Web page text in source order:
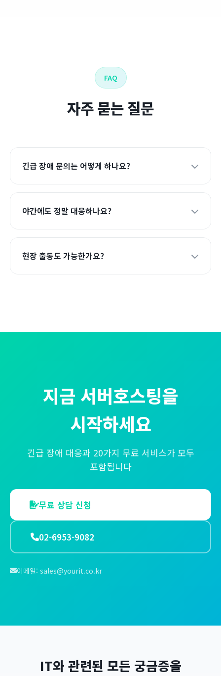
FAQ
자주 묻는 질문
긴급 장애 문의는 어떻게 하나요?
야간에도 정말 대응하나요?
현장 출동도 가능한가요?
지금 서버호스팅을
시작하세요
긴급 장애 대응과 20가지 무료 서비스가 모두
포함됩니다
무료 상담 신청
02-6953-9082
이메일: sales@yourit.co.kr
IT와 관련된 모든 궁금증을